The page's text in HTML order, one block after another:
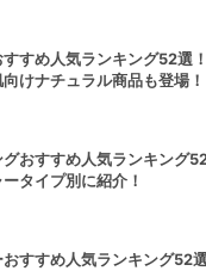
すめ人気ランキング52選
けナチュラル商品も登場！
グおすすめ人気ランキング
タイプ別に紹介！
おすすめ人気ランキング52